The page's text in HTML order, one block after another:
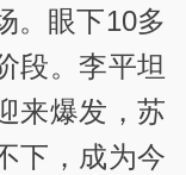
。眼下10多
段。李平坦
来爆发，苏
下，成为今